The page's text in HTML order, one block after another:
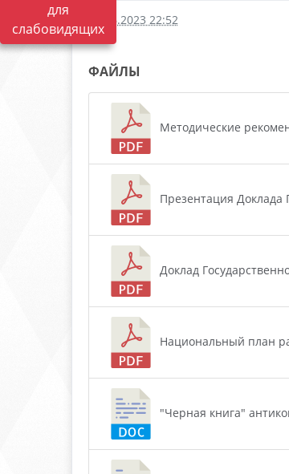
для
слабовидящих
24.06.2023 22:52
ФАЙЛЫ
Методические
Презентация Доклада
Доклад
Национальный план
"Черная книга"